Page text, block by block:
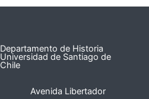
Departamento de Historia
Universidad de Santiago de
Chile
Avenida Libertador